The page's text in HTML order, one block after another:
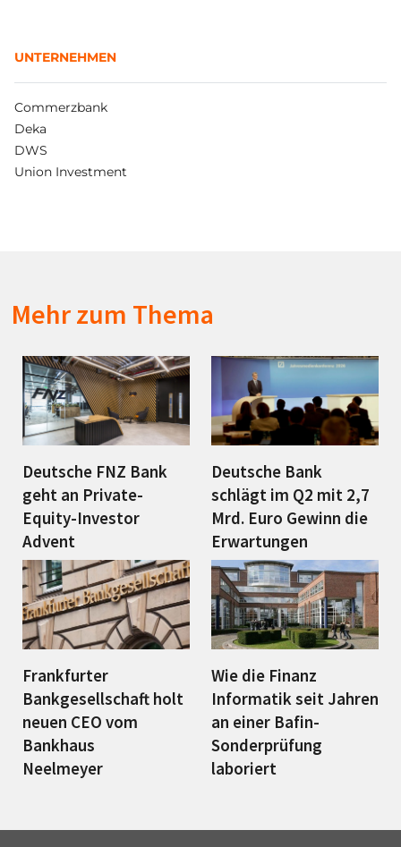
UNTERNEHMEN
Commerzbank
Deka
DWS
Union Investment
Mehr zum Thema
Deutsche FNZ Bank
geht an Private-
Equity-Investor
Advent
Deutsche Bank
schlägt im Q2 mit 2,7
Mrd. Euro Gewinn die
Erwartungen
Frankfurter
Bankgesellschaft holt
neuen CEO vom
Bankhaus
Neelmeyer
Wie die Finanz
Informatik seit Jahren
an einer Bafin-
Sonderprüfung
laboriert